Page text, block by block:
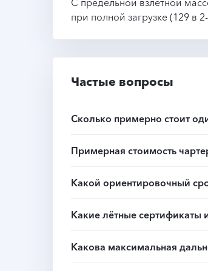
при полной загрузке (129 в
Частые вопросы
Сколько примерно стоит
Примерная стоимость
Какой ориентировочный
Какие лётные сертификаты
Какова максимальная